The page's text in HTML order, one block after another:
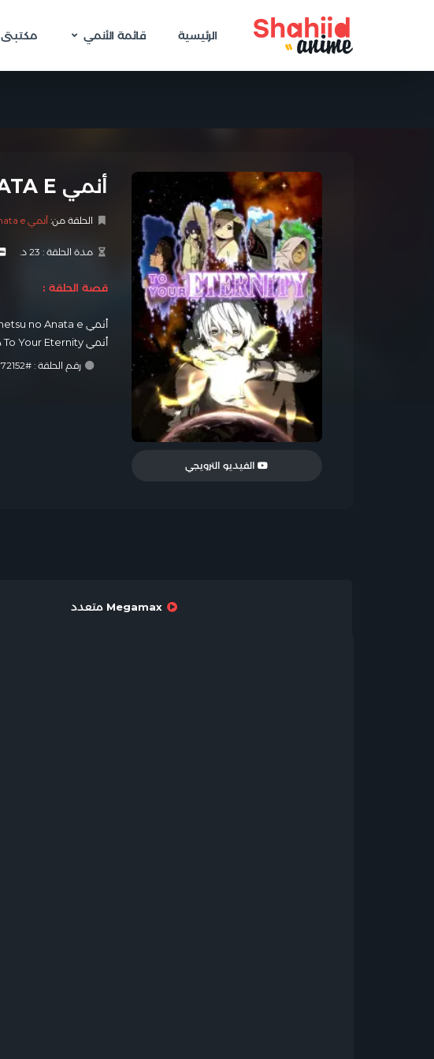
الرئيسية قائمة الأنمي مكتبتى
الفيديو الترويجي
أنمي FUMETSU NO ANATA E مدبلج الموسم الأول الحلقة 08
الحلقة من: أنمي Fumetsu no Anata e مدبلج الموسم الأول
مدة الحلقة : 23 د.
قصة الحلقة :
أنمي Fumetsu no Anata e مدبلج الموسم الأول الحلقة 08
أنمي To Your Eternity مدبلج الموسم الأول الحلقة 08
رقم الحلقة : #72152
Megamax متعدد